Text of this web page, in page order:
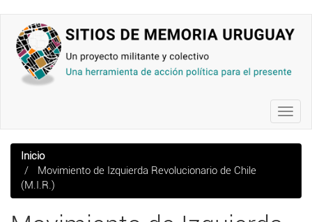
contenido
principal
Inicio
Movimiento de Izquierda Revolucionario de Chile
(M.I.R.)